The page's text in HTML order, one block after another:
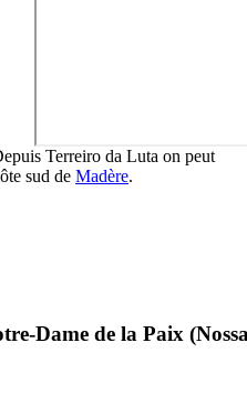
Terreiro da Luta on peut
sud de Madère.
Dame de la Paix (